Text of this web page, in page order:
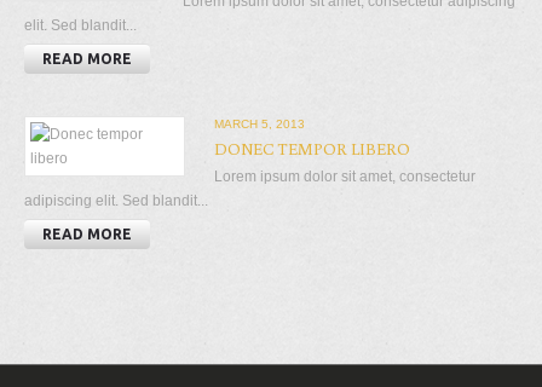
elit. Sed blandit...
READ MORE
MARCH 5, 2013
DONEC TEMPOR LIBERO
Lorem ipsum dolor sit amet, consectetur
adipiscing elit. Sed blandit...
READ MORE